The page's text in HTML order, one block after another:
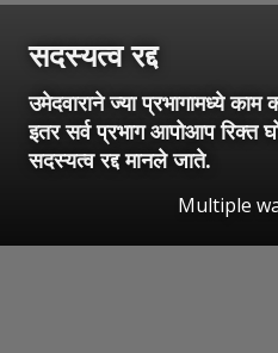
सदस्यत्व रद्द
उमेदवाराने ज्या प्रभागामध्ये
इतर सर्व प्रभाग आपोआप रिक्त
सदस्यत्व रद्द मानले जाते.
Multiple